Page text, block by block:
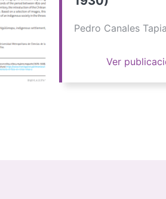
Pedro Canales Tapia
Ver